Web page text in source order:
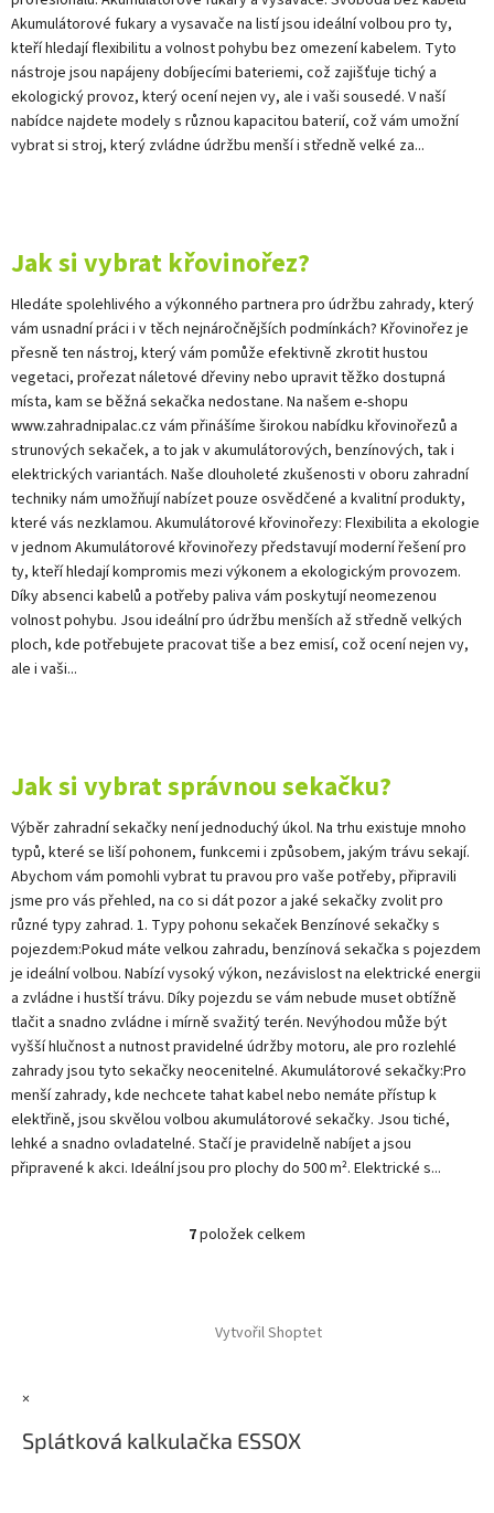
Akumulátorové fukary a vysavače na listí jsou ideální volbou pro ty,
kteří hledají flexibilitu a volnost pohybu bez omezení kabelem. Tyto
nástroje jsou napájeny dobíjecími bateriemi, což zajišťuje tichý a
ekologický provoz, který ocení nejen vy, ale i vaši sousedé. V naší
nabídce najdete modely s různou kapacitou baterií, což vám umožní
vybrat si stroj, který zvládne údržbu menší i středně velké za...
Jak si vybrat křovinořez?
Hledáte spolehlivého a výkonného partnera pro údržbu zahrady, který
vám usnadní práci i v těch nejnáročnějších podmínkách? Křovinořez je
přesně ten nástroj, který vám pomůže efektivně zkrotit hustou
vegetaci, prořezat náletové dřeviny nebo upravit těžko dostupná
místa, kam se běžná sekačka nedostane. Na našem e-shopu
www.zahradnipalac.cz vám přinášíme širokou nabídku křovinořezů a
strunových sekaček, a to jak v akumulátorových, benzínových, tak i
elektrických variantách. Naše dlouholeté zkušenosti v oboru zahradní
techniky nám umožňují nabízet pouze osvědčené a kvalitní produkty,
které vás nezklamou. Akumulátorové křovinořezy: Flexibilita a ekologie
v jednom Akumulátorové křovinořezy představují moderní řešení pro
ty, kteří hledají kompromis mezi výkonem a ekologickým provozem.
Díky absenci kabelů a potřeby paliva vám poskytují neomezenou
volnost pohybu. Jsou ideální pro údržbu menších až středně velkých
ploch, kde potřebujete pracovat tiše a bez emisí, což ocení nejen vy,
ale i vaši...
Jak si vybrat správnou sekačku?
Výběr zahradní sekačky není jednoduchý úkol. Na trhu existuje mnoho
typů, které se liší pohonem, funkcemi i způsobem, jakým trávu sekají.
Abychom vám pomohli vybrat tu pravou pro vaše potřeby, připravili
jsme pro vás přehled, na co si dát pozor a jaké sekačky zvolit pro
různé typy zahrad. 1. Typy pohonu sekaček Benzínové sekačky s
pojezdem:Pokud máte velkou zahradu, benzínová sekačka s pojezdem
je ideální volbou. Nabízí vysoký výkon, nezávislost na elektrické energii
a zvládne i hustší trávu. Díky pojezdu se vám nebude muset obtížně
tlačit a snadno zvládne i mírně svažitý terén. Nevýhodou může být
vyšší hlučnost a nutnost pravidelné údržby motoru, ale pro rozlehlé
zahrady jsou tyto sekačky neocenitelné. Akumulátorové sekačky:Pro
menší zahrady, kde nechcete tahat kabel nebo nemáte přístup k
elektřině, jsou skvělou volbou akumulátorové sekačky. Jsou tiché,
lehké a snadno ovladatelné. Stačí je pravidelně nabíjet a jsou
připravené k akci. Ideální jsou pro plochy do 500 m². Elektrické s...
O
d
r
v
7položek celkem
Vytvořil Shoptet
×
Splátková kalkulačka ESSOX